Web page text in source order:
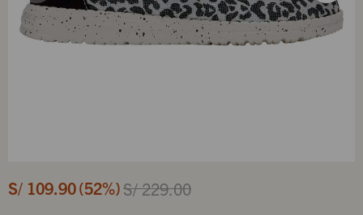
S/ 109.90 52 S/ 229.00